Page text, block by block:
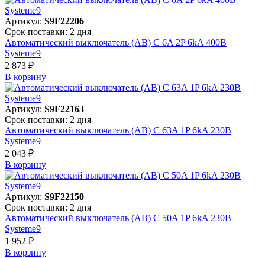
Артикул: S9F22206
Срок поставки: 2 дня
Автоматический выключатель (АВ) C 6A 2P 6kA 400В
Systeme9
2 873 ₽
В корзинy
Артикул: S9F22163
Срок поставки: 2 дня
Автоматический выключатель (АВ) C 63A 1P 6kA 230В
Systeme9
2 043 ₽
В корзинy
Артикул: S9F22150
Срок поставки: 2 дня
Автоматический выключатель (АВ) C 50A 1P 6kA 230В
Systeme9
1 952 ₽
В корзинy